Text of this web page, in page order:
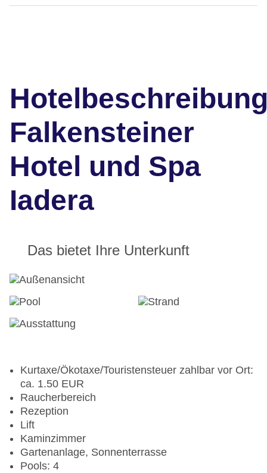
Falkensteiner
Hotel und Spa
Iadera
Das bietet Ihre Unterkunft
Kurtaxe/Ökotaxe/Touristensteuer zahlbar vor Ort:
ca. 1.50 EUR
Raucherbereich
Rezeption
Lift
Kaminzimmer
Gartenanlage, Sonnenterrasse
Pools: 4